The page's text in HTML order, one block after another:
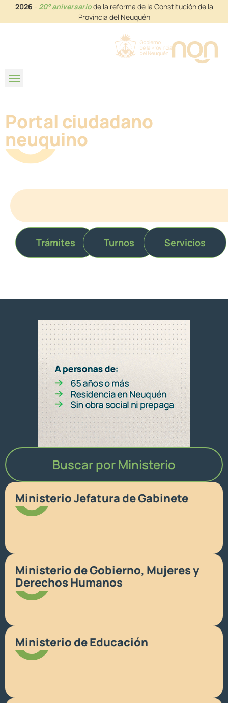
2026 - 20° aniversariode la reforma de la Constitución de la
Provincia del Neuquén
Portal ciudadano
neuquino
Trámites Turnos Servicios
Buscar por Ministerio
Ministerio Jefatura de Gabinete
Ministerio de Gobierno, Mujeres y
Derechos Humanos
Ministerio de Educación